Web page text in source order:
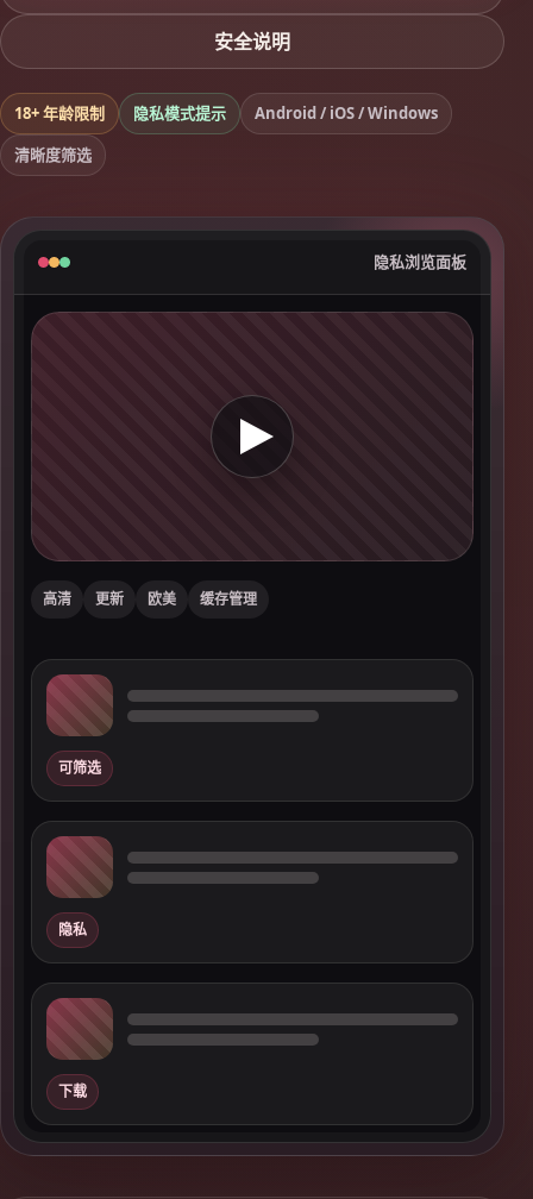
安全说明
18+ 年龄限制 隐私模式提示
Android / iOS / Windows
清晰度筛选
隐私浏览面板
高清 更新 欧美 缓存管理
可筛选
隐私
下载